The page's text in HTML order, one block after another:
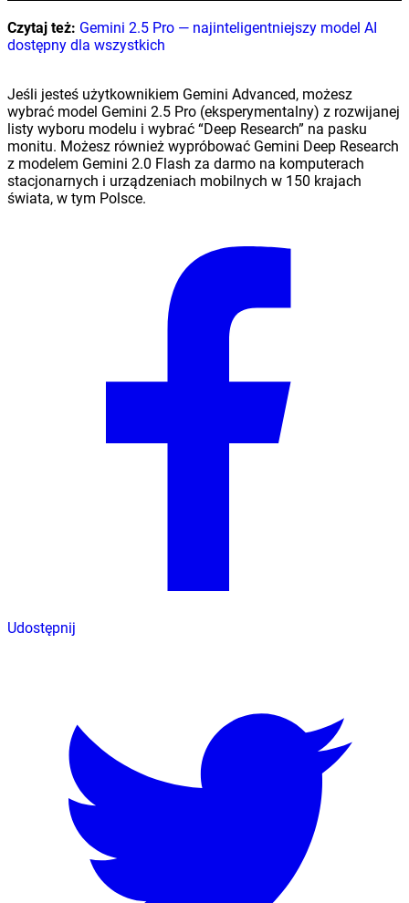
Czytaj też: Gemini 2.5 Pro — najinteligentniejszy model AI
dostępny dla wszystkich
Jeśli jesteś użytkownikiem Gemini Advanced, możesz
wybrać model Gemini 2.5 Pro (eksperymentalny) z rozwijanej
listy wyboru modelu i wybrać “Deep Research” na pasku
monitu. Możesz również wypróbować Gemini Deep Research
z modelem Gemini 2.0 Flash za darmo na komputerach
stacjonarnych i urządzeniach mobilnych w 150 krajach
świata, w tym Polsce.
Udostępnij